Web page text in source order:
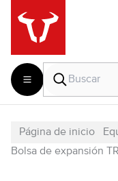
Página de inicio
Bolsa de expansión